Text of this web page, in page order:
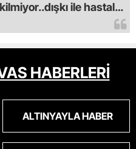
ile hastalık
olmadan eve
lobisinden para
vahşi hayvanlar
gün aç kalsa kendi
derhal
HABERLERİ
ALTINYAYLA HABER